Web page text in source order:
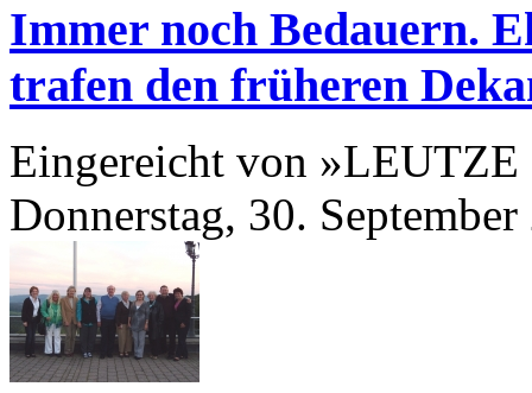
Immer noch Bedauern.
trafen den früheren
Eingereicht von »LEUTZE
Donnerstag, 30.